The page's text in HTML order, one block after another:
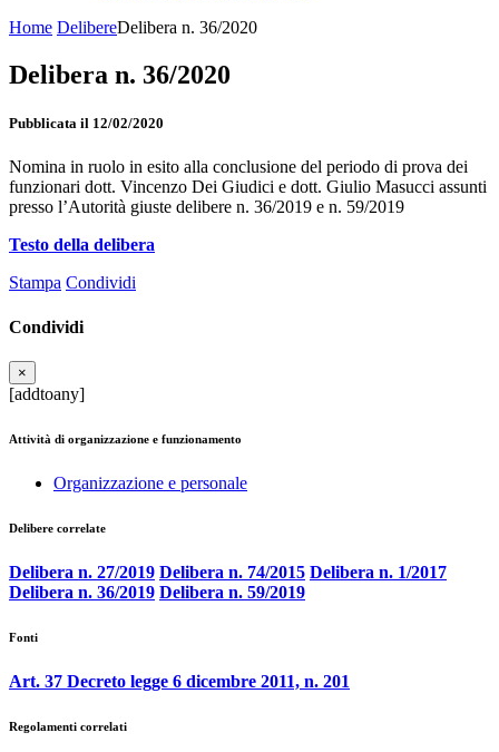
Home DelibereDelibera n. 36/2020
Delibera n. 36/2020
Pubblicata il 12/02/2020
Nomina in ruolo in esito alla conclusione del periodo di prova dei
funzionari dott. Vincenzo Dei Giudici e dott. Giulio Masucci assunti
presso l’Autorità giuste delibere n. 36/2019 e n. 59/2019
Testo della delibera
Stampa Condividi
Condividi
×
[addtoany]
Attività di organizzazione e funzionamento
Organizzazione e personale
Delibere correlate
Delibera n. 27/2019 Delibera n. 74/2015 Delibera n. 1/2017
Delibera n. 36/2019 Delibera n. 59/2019
Fonti
Art. 37 Decreto legge 6 dicembre 2011, n. 201
Regolamenti correlati